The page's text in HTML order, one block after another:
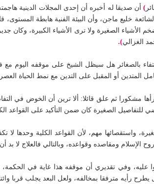
)أن صديقا له أخبره أن إحدى المجلات الدينية
خليع ماجن، وأن البيئة الفنية هابطة
الصغيرة ولا ترى الأشياء الكبيرة، وكان
الغزالي).
بالصغائر هل سيظل الشيخ على موقفه اليوم
المتدين أو المقبل على التدين مع نمط الحياة
مشكورا ثم علق قائلا: ألا ترين أن الخوض في
للتفاصيل الصغيرة كان ضمن التأكيد على القواعد
واستقصائها مهم، لأن القواعد الكلية وحدها
الإسلام ومقاصده وقواعده، وبالتالي فالعلاج لا بد
عليه، وفي تقديري أن موقفه هذا غاية في
رأيه مترفقا بمخالفه، ولعل البعد يجلب قربا